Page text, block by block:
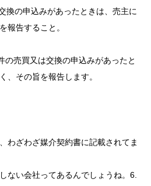
換の申込みがあったときは、売主に
報告すること。
の売買又は交換の申込みがあったと
、その旨を報告します。
わざわざ媒介契約書に記載されてま
ない会社ってあるんでしょうね。6.